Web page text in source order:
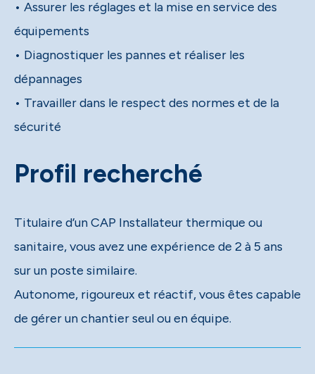
• Assurer les réglages et la mise en service des
équipements
• Diagnostiquer les pannes et réaliser les
dépannages
• Travailler dans le respect des normes et de la
sécurité
Profil recherché
Titulaire d’un CAP Installateur thermique ou
sanitaire, vous avez une expérience de 2 à 5 ans
sur un poste similaire.
Autonome, rigoureux et réactif, vous êtes capable
de gérer un chantier seul ou en équipe.